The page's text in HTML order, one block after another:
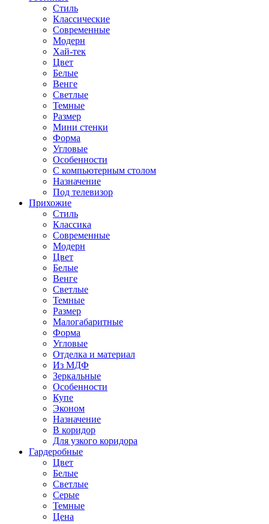
Стиль
Классические
Современные
Модерн
Хай-тек
Цвет
Белые
Венге
Светлые
Темные
Размер
Мини стенки
Форма
Угловые
Особенности
С компьютерным столом
Назначение
Под телевизор
Прихожие
Стиль
Классика
Современные
Модерн
Цвет
Белые
Венге
Светлые
Темные
Размер
Малогабаритные
Форма
Угловые
Отделка и материал
Из МДФ
Зеркальные
Особенности
Купе
Эконом
Назначение
В коридор
Для узкого коридора
Гардеробные
Цвет
Белые
Светлые
Серые
Темные
Цена